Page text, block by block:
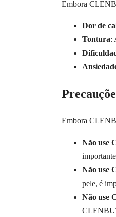
Embora
Dor de
Tontura:
Embora
Não use
Não use
pele, é
Não use